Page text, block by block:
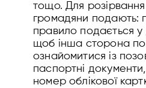
тощо. Для
громадяни подають:
правило подається у
щоб інша сторона по
ознайомитися із
паспортні
номер облікової